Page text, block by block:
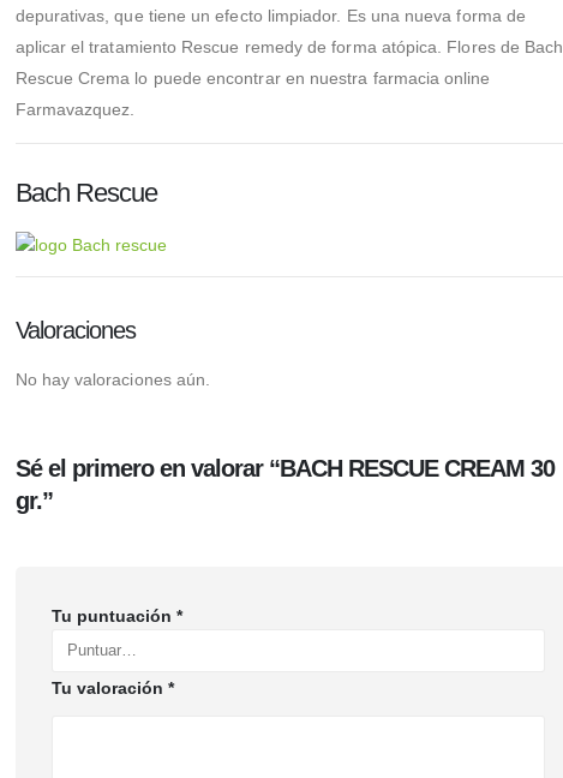
depurativas, que tiene un efecto limpiador. Es una nueva forma de
aplicar el tratamiento Rescue remedy de forma atópica. Flores de Bach
Rescue Crema lo puede encontrar en nuestra farmacia online
Farmavazquez.
Bach Rescue
Valoraciones
No hay valoraciones aún.
Sé el primero en valorar “BACH RESCUE CREAM 30
gr.”
Tu puntuación *
Tu valoración*